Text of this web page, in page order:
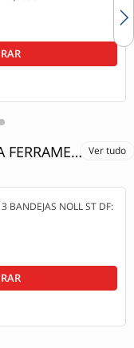
PROMOÇÃO CARRINHO PARA FERRAMENTAS 25% OFF Ver tudo
BANDEJAS NOLL ST DF: